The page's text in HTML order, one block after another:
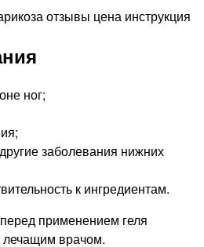
ног;
заболевания нижних
к ингредиентам.
применением геля
лечащим врачом.